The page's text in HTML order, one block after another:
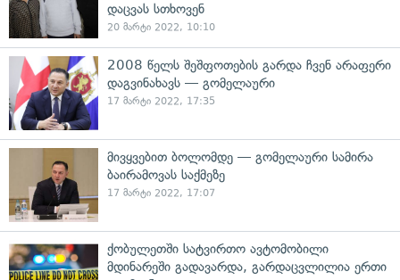
დაცვას სთხოვენ
20 მარტი 2022, 10:10
2008 წელს შეშფოთების გარდა ჩვენ არაფერი
დაგვინახავს — გომელაური
17 მარტი 2022, 17:35
მივყვებით ბოლომდე — გომელაური სამირა
ბაირამოვას საქმეზე
17 მარტი 2022, 17:07
ქობულეთში სატვირთო ავტომობილი
მდინარეში გადავარდა, გარდაცვლილია ერთი